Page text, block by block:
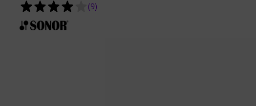
4.0 von 5 Sternen aus 9 Kundenbewertungen
(9)